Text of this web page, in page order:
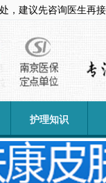
，建议先咨询医生再
护理知识